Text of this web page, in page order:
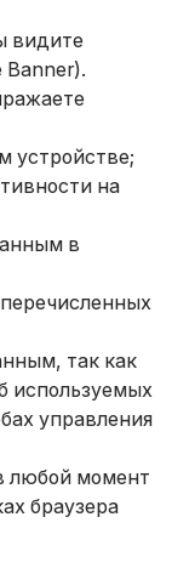
видите
Banner).
устройстве;
на
в
так как
используемых
управления
любой момент
браузера